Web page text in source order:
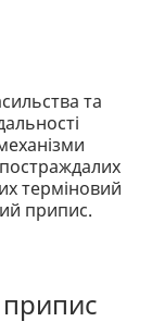
та
терміновий
припис.